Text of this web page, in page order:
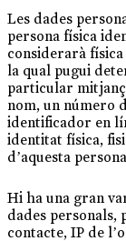
Les dades
persona física
considerarà
la qual pugui
particular
nom, un número
identificador en
identitat física,
d’aquesta
Hi ha una gran
dades personals,
contacte, IP de